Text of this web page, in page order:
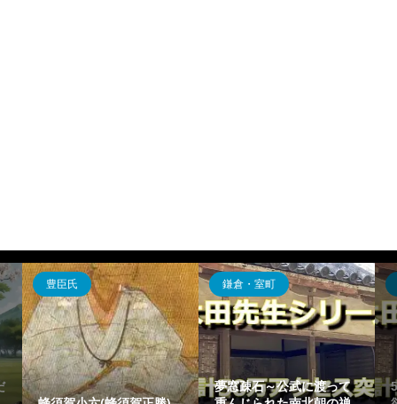
飛鳥・奈良・平安
5分でわかる藤原陳忠～強
戦国時代